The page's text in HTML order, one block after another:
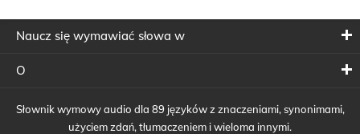
Naucz się wymawiać słowa w
O
Słownik wymowy audio dla 89 języków z znaczeniami, synonimami,
użyciem zdań, tłumaczeniem i wieloma innymi.